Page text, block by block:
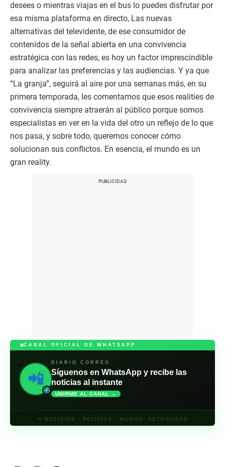
desees o mientras viajas en el bus lo puedes disfrutar por
esa misma plataforma en directo, Las nuevas
alternativas del televidente, de ese consumidor de
contenidos de la señal abierta en una convivencia
estratégica con las redes, es hoy un factor imprescindible
para analizar las preferencias y las audiencias. Y ya que
“La granja”, seguirá al aire por una semanas más, en su
primera temporada, les comentamos que esos realities de
convivencia siempre atraerán al público porque somos
especialistas en ver en la vida del otro un reflejo de lo que
nos pasa, y sobre todo, queremos conocer cómo
solucionan sus conflictos. En esencia, el mundo es un
gran reality.
CANAL OFICIAL DE WHATSAPP
📲
✓
DIARIO CORREO
Síguenos en WhatsApp y recibe las
noticias al instante
UNIRME AL CANAL →
📍 NOTICIAS · POLÍTICA · MUNDO· ACTUALIDAD